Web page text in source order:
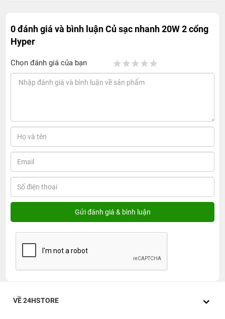
Cốc sạc nhanh 20W 2 cổng Hyper - Sự lựa
chọn hàng đầu cho người tiêu dùng
Cốc sạc nhanh 20W 2 cổng Hyper có thiết kế
nhỏ gọn
Đúng như tên gọi, Cốc sạc nhanh 20W 2 cổng Hyper
được nhà sản xuất thiết kế rất nhỏ gọn nhằm đảm bảo sự
khối lượng cốc sạc chỉ vào khoảng 45g cùng với thiết kế
0 đánh giá và bình luậnCủ sạc nhanh 20W 2 cổng
Hyper
Chọn đánh giá của bạn
VỀ 24HSTORE